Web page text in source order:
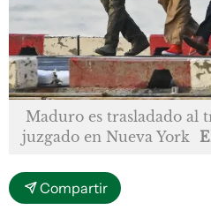
Maduro es trasladado al
juzgado en Nueva York
Compartir